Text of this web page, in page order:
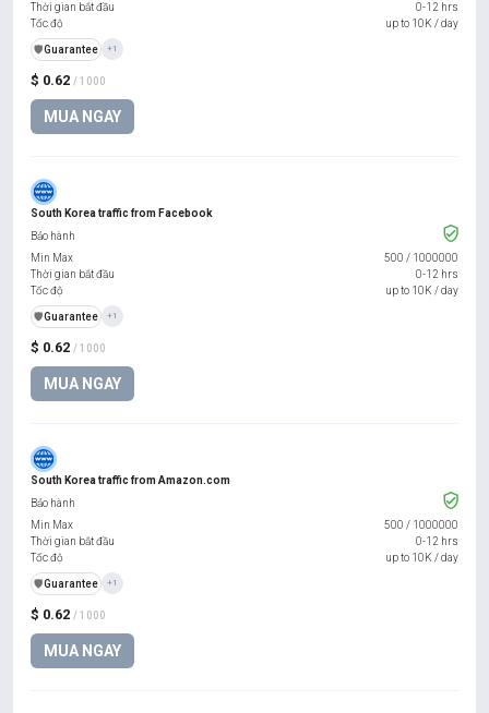
$ 0.62 / 1000
MUA NGAY
Thời gian bắt đầu
0-12 hrs
Tốc độ
up to 10K / day
️🛡️Guarantee +1
South Korea traffic from Facebook
$ 0.62 / 1000
MUA NGAY
Bảo hành
Min Max
500 / 1000000
Thời gian bắt đầu
0-12 hrs
Tốc độ
up to 10K / day
️🛡️Guarantee +1
South Korea traffic from Amazon.com
$ 0.62 / 1000
MUA NGAY
Bảo hành
Min Max
500 / 1000000
Thời gian bắt đầu
0-12 hrs
Tốc độ
up to 10K / day
️🛡️Guarantee +1